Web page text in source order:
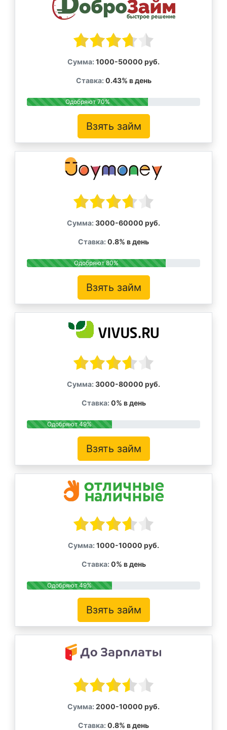
Сумма: 1000-50000 руб.
Ставка: 0.43% в день
Одобряют 70%
Взять займ
Сумма: 3000-60000 руб.
Ставка: 0.8% в день
Одобряют 80%
Взять займ
Сумма: 3000-80000 руб.
Ставка: 0% в день
Одобряют 49%
Взять займ
Сумма: 1000-10000 руб.
Ставка: 0% в день
Одобряют 49%
Взять займ
Сумма: 2000-10000 руб.
Ставка: 0.8% в день